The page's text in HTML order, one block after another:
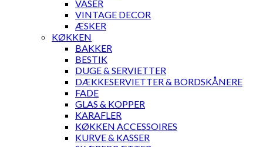
VASER
VINTAGE DECOR
ÆSKER
KØKKEN
BAKKER
BESTIK
DUGE & SERVIETTER
DÆKKESERVIETTER & BORDSKÅNERE
FADE
GLAS & KOPPER
KARAFLER
KØKKEN ACCESSOIRES
KURVE & KASSER